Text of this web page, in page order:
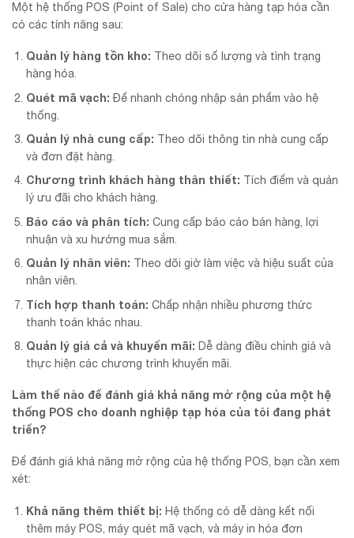
Một hệ thống POS (Point of Sale) cho cửa hàng tạp hóa cần
có các tính năng sau:
Quản lý hàng tồn kho: Theo dõi số lượng và tình trạng
hàng hóa.
Quét mã vạch: Để nhanh chóng nhập sản phẩm vào hệ
thống.
Quản lý nhà cung cấp: Theo dõi thông tin nhà cung cấp
và đơn đặt hàng.
Chương trình khách hàng thân thiết: Tích điểm và quản
lý ưu đãi cho khách hàng.
Báo cáo và phân tích: Cung cấp báo cáo bán hàng, lợi
nhuận và xu hướng mua sắm.
Quản lý nhân viên: Theo dõi giờ làm việc và hiệu suất của
nhân viên.
Tích hợp thanh toán: Chấp nhận nhiều phương thức
thanh toán khác nhau.
Quản lý giá cả và khuyến mãi: Dễ dàng điều chỉnh giá và
thực hiện các chương trình khuyến mãi.
Làm thế nào để đánh giá khả năng mở rộng của một hệ
thống POS cho doanh nghiệp tạp hóa của tôi đang phát
triển?
Để đánh giá khả năng mở rộng của hệ thống POS, bạn cần xem
xét:
Khả năng thêm thiết bị: Hệ thống có dễ dàng kết nối
thêm máy POS, máy quét mã vạch, và máy in hóa đơn